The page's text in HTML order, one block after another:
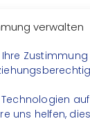
verwalten
uns helfen,
UNS